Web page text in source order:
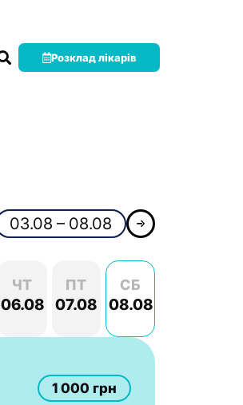
Розклад лікарів
03.08 – 08.08
ЧТ
06.08
ПТ
07.08
СБ
08.08
1 000 грн